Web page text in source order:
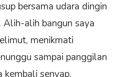
bersama udara dingin
alih bangun saya
menikmati
sampai panggilan
kembali senyap.